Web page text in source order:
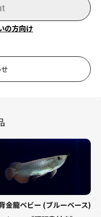
の方向け
金龍ベビー (ブルーベース)